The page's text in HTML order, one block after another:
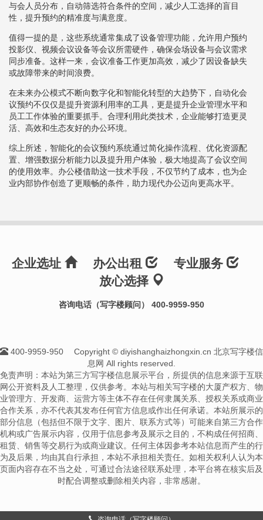
与会人员分布，自动筛选符合条件的空间，减少人工选择的盲目
性，提升预约的精准度与满意度。
值得一提的是，这些系统通常集成了设备管理功能，允许用户预约
投影仪、视频会议设备等会议所需硬件，确保会场设备与会议需求
同步准备。这样一来，会议准备工作更加高效，减少了因设备缺失
或故障带来的时间浪费。
在未来办公模式不断向数字化和智能化转型的大趋势下，自动化会
议预约不仅仅是提升资源利用率的工具，更是提升企业管理水平和
员工工作体验的重要抓手。合理利用此类技术，企业能够打造更灵
活、高效和生态友好的办公环境。
综上所述，智能化的会议预约系统通过简化操作流程、优化资源配
置、增强数据分析能力以及提升用户体验，极大地提高了会议空间
的使用效率。办公楼借助这一技术手段，不仅节约了成本，也为企
业内部协作创造了更顺畅的条件，助力现代办公迈向更高水平。
企业选址 办公出租
专业服务
放心选择
咨询电话（写字楼顾问） 400-9959-950
400-9959-950
Copyright © diyishanghaizhongxin.cn 北京写字楼信
息网 All rights reserved.
免责声明：本站为第三方写字楼信息展示平台，所提供的信息来源于互联
网公开资料及人工整理，仅供参考。本站与相关写字楼的大厦产权方、物
业管理方、开发商、运营方等主体不存在任何隶属关系、授权关系或商业
合作关系，亦不代表其发布任何官方信息或作出任何承诺。本站所展示的
部分信息（包括但不限于文字、图片、联系方式等）可能来自第三方合作
机构或广告展示内容，仅用于信息参考及展示之目的，不构成任何招商、
租赁、销售等交易行为或商业建议。任何主体因参考本站信息而产生的行
为及后果，均由其自行承担，本站不承担相关责任。如相关权利人认为本
页面内容存在不当之处，可通过合法途径联系处理，本平台将在核实后及
时配合调整或删除相关内容，非常感谢。